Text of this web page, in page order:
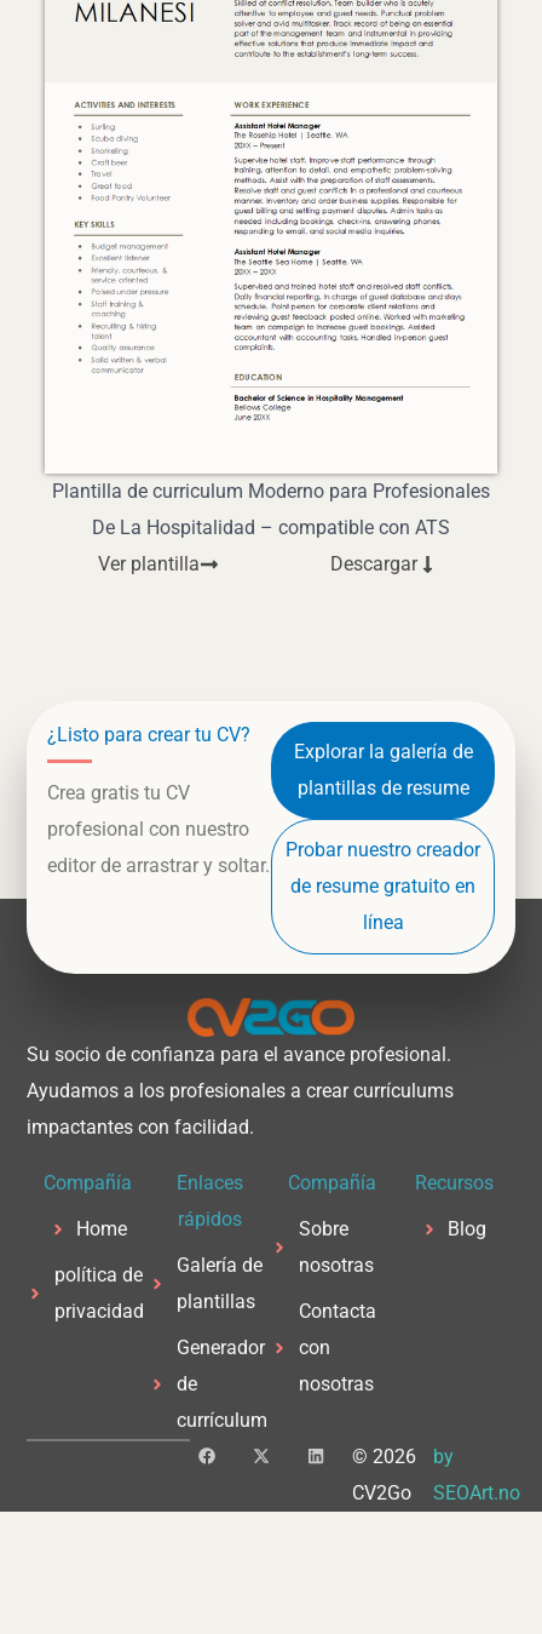
Plantilla de curriculum Moderno para Profesionales
De La Hospitalidad – compatible con ATS
Ver plantilla
Descargar
¿Listo para crear tu CV?
Crea gratis tu CV
profesional con nuestro
editor de arrastrar y soltar.
Explorar la galería de
plantillas de resume
Probar nuestro creador
de resume gratuito en
línea
Su socio de confianza para el avance profesional.
Ayudamos a los profesionales a crear currículums
impactantes con facilidad.
Compañía
Home
política de
privacidad
Enlaces
rápidos
Galería de
plantillas
Generador
de
currículum
Compañía
Sobre
nosotras
Contacta
con
nosotras
Recursos
Blog
© 2026
CV2Go
by
SEOArt.no
F
a
b
X
-
i
L
i
e